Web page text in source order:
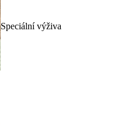
Speciální výživa